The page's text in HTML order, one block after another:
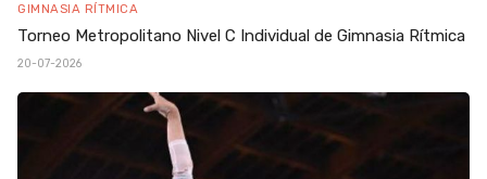
GIMNASIA RÍTMICA
Torneo Metropolitano Nivel C Individual de Gimnasia Rítmica
20-07-2026